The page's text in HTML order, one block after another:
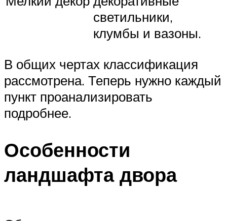
светильники,
клумбы и вазоны.
В общих чертах классификация
рассмотрена. Теперь нужно каждый
пункт проанализировать
подробнее.
Особенности
ландшафта двора